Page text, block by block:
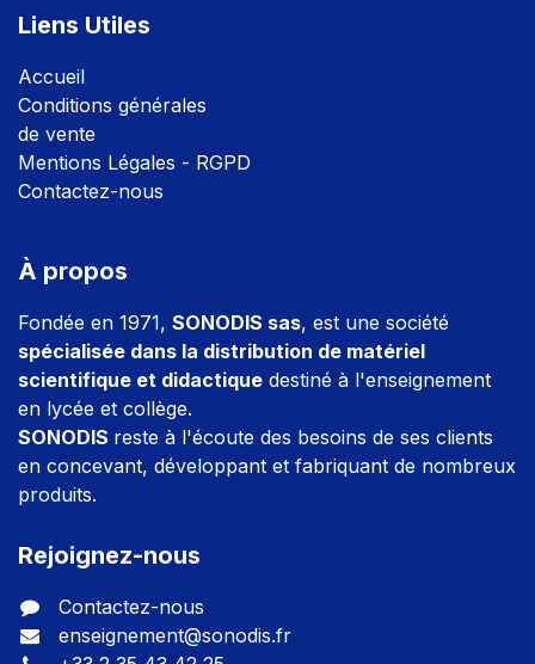
Liens Utiles
Accueil
Conditions générales
de vente
Mentions Légales - RGPD
Contactez-nous
À propos
Fondée en 1971, SONODIS sas, est une société
spécialisée dans la distribution de matériel
scientifique et didactique destiné à l'enseignement
en lycée et collège.
SONODIS reste à l'écoute des besoins de ses clients
en concevant, développant et fabriquant de nombreux
produits.
Rejoignez-nous
Contactez-nous
enseignement@sonodis.fr